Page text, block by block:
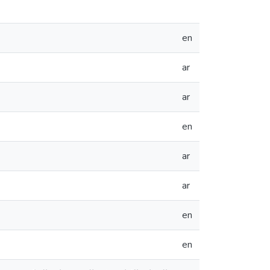
en
ar
ar
en
ar
ar
en
en